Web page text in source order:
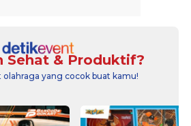
Sehat & Produktif?
olahraga yang cocok buat kamu!